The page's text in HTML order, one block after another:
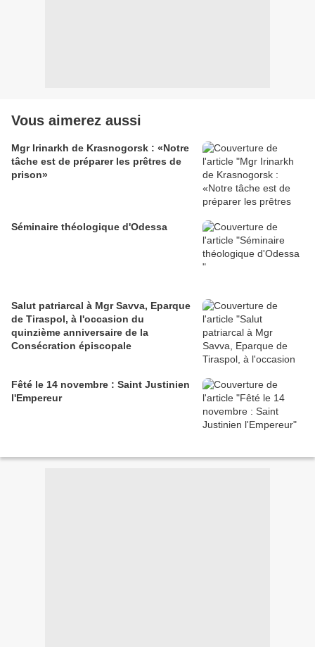
Vous aimerez aussi
Mgr Irinarkh de Krasnogorsk : «Notre
tâche est de préparer les prêtres de
prison»
Séminaire théologique d'Odessa
Salut patriarcal à Mgr Savva, Eparque
de Tiraspol, à l'occasion du
quinzième anniversaire de la
Consécration épiscopale
Fêté le 14 novembre : Saint Justinien
l'Empereur